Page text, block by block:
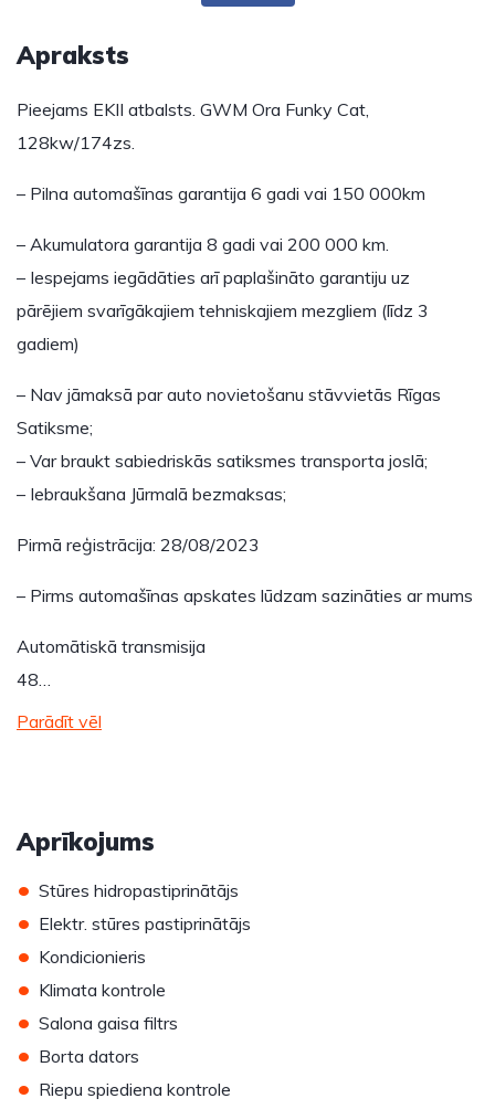
Apraksts
Pieejams EKII atbalsts. GWM Ora Funky Cat,
128kw/174zs.
– Pilna automašīnas garantija 6 gadi vai 150 000km
– Akumulatora garantija 8 gadi vai 200 000 km.
– Iespejams iegādāties arī paplašināto garantiju uz
pārējiem svarīgākajiem tehniskajiem mezgliem (līdz 3
gadiem)
– Nav jāmaksā par auto novietošanu stāvvietās Rīgas
Satiksme;
– Var braukt sabiedriskās satiksmes transporta joslā;
– Iebraukšana Jūrmalā bezmaksas;
Pirmā reģistrācija: 28/08/2023
– Pirms automašīnas apskates lūdzam sazināties ar mums
Automātiskā transmisija
48…
Parādīt vēl
Aprīkojums
• Stūres hidropastiprinātājs
• Elektr. stūres pastiprinātājs
• Kondicionieris
• Klimata kontrole
• Salona gaisa filtrs
• Borta dators
• Riepu spiediena kontrole